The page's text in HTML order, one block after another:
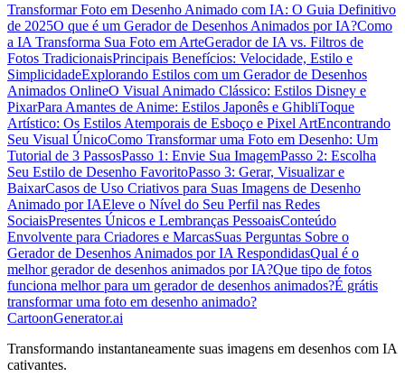
Transformar Foto em Desenho Animado com IA: O Guia Definitivo
de 2025O que é um Gerador de Desenhos Animados por IA?Como
a IA Transforma Sua Foto em ArteGerador de IA vs. Filtros de
Fotos TradicionaisPrincipais Benefícios: Velocidade, Estilo e
SimplicidadeExplorando Estilos com um Gerador de Desenhos
Animados OnlineO Visual Animado Clássico: Estilos Disney e
PixarPara Amantes de Anime: Estilos Japonês e GhibliToque
Artístico: Os Estilos Atemporais de Esboço e Pixel ArtEncontrando
Seu Visual ÚnicoComo Transformar uma Foto em Desenho: Um
Tutorial de 3 PassosPasso 1: Envie Sua ImagemPasso 2: Escolha
Seu Estilo de Desenho FavoritoPasso 3: Gerar, Visualizar e
BaixarCasos de Uso Criativos para Suas Imagens de Desenho
Animado por IAEleve o Nível do Seu Perfil nas Redes
SociaisPresentes Únicos e Lembranças PessoaisConteúdo
Envolvente para Criadores e MarcasSuas Perguntas Sobre o
Gerador de Desenhos Animados por IA RespondidasQual é o
melhor gerador de desenhos animados por IA?Que tipo de fotos
funciona melhor para um gerador de desenhos animados?É grátis
transformar uma foto em desenho animado?
CartoonGenerator.ai
Transformando instantaneamente suas imagens em desenhos com IA
cativantes.